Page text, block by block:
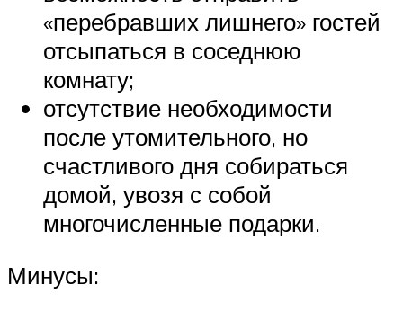
«перебравших лишнего» гостей
отсыпаться в соседнюю
комнату;
отсутствие необходимости
после утомительного, но
счастливого дня собираться
домой, увозя с собой
многочисленные подарки.
Минусы: